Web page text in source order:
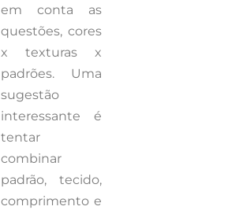
em conta as
questões, cores
x texturas x
padrões. Uma
sugestão
interessante é
tentar
combinar
padrão, tecido,
comprimento e